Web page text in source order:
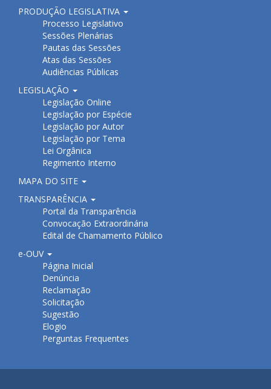
PRODUÇÃO LEGISLATIVA
Processo Legislativo
Sessões Plenárias
Pautas das Sessões
Atas das Sessões
Audiências Públicas
LEGISLAÇÃO
Legislação Online
Legislação por Espécie
Legislação por Autor
Legislação por Tema
Lei Orgânica
Regimento Interno
MAPA DO SITE
TRANSPARÊNCIA
Portal da Transparência
Convocação Extraordinária
Edital de Chamamento Público
e-OUV
Página Inicial
Denúncia
Reclamação
Solicitação
Sugestão
Elogio
Perguntas Frequentes